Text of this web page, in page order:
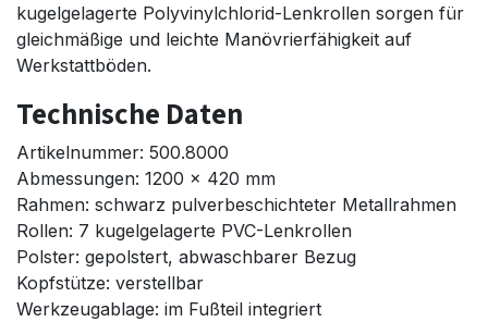
kugelgelagerte Polyvinylchlorid-Lenkrollen sorgen für
gleichmäßige und leichte Manövrierfähigkeit auf
Werkstattböden.
Technische Daten
Artikelnummer: 500.8000
Abmessungen: 1200 x 420 mm
Rahmen: schwarz pulverbeschichteter Metallrahmen
Rollen: 7 kugelgelagerte PVC-Lenkrollen
Polster: gepolstert, abwaschbarer Bezug
Kopfstütze: verstellbar
Werkzeugablage: im Fußteil integriert